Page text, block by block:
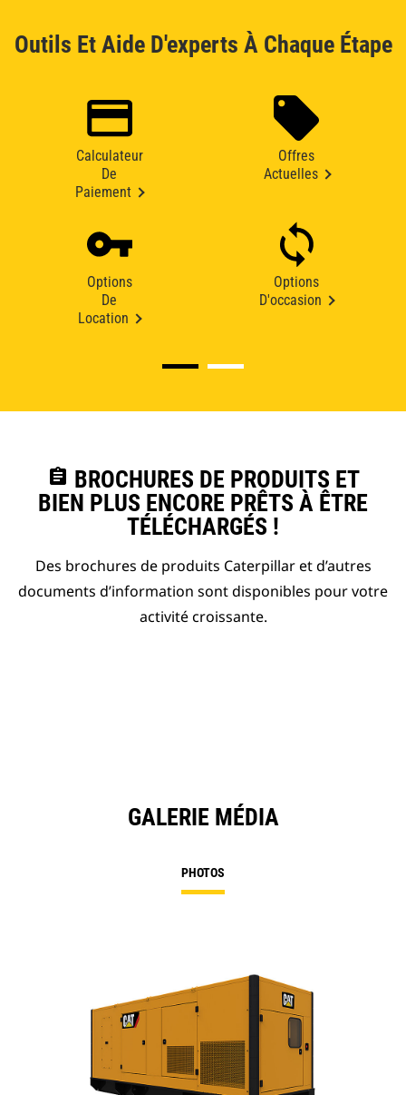
Outils Et Aide D'experts À Chaque Étape
Calculateur
De
Paiement
Offres
Actuelles
Options
De
Location
Options
D'occasion
assignment BROCHURES DE PRODUITS ET
BIEN PLUS ENCORE PRÊTS À ÊTRE
TÉLÉCHARGÉS !
Des brochures de produits Caterpillar et d’autres
documents d’information sont disponibles pour votre
activité croissante.
GALERIE MÉDIA
PHOTOS